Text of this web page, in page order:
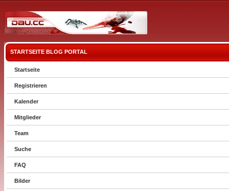
STARTSEITE BLOG PORTAL
Startseite
Registrieren
Kalender
Mitglieder
Team
Suche
FAQ
Bilder